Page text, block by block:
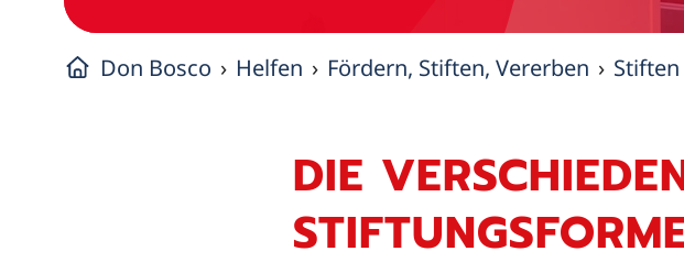
Don Bosco Helfen Fördern, Stiften, Vererben Stiften
DIE